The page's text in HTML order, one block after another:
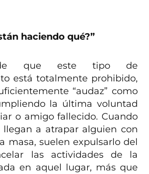
haciendo qué?”
que este tipo de
está totalmente prohibido,
“audaz” como
la última voluntad
o amigo fallecido. Cuando
llegan a atrapar alguien con
masa, suelen expulsarlo del
las actividades de la
en aquel lugar, más que